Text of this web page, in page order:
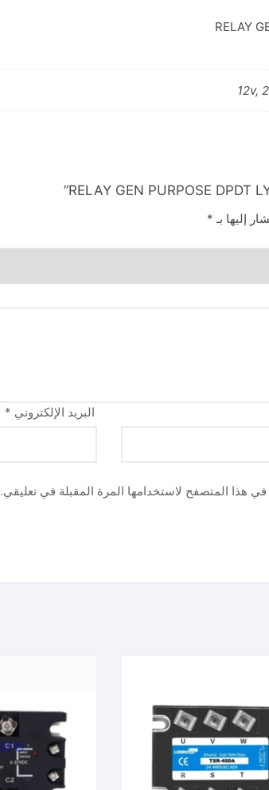
12v,
إليها بـ *
البريد الإلكتروني *
هذا المتصفح لاستخدامها المرة المقبلة في تعليقي.